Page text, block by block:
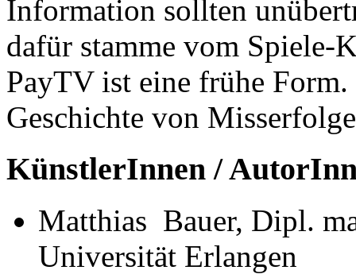
Information sollten
dafür stamme vom Spiele-
PayTV ist eine frühe
Geschichte von
KünstlerInnen /
Matthias Bauer, Dipl.
Universität Erlangen